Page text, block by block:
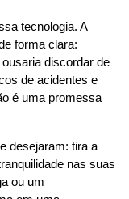
tecnologia. A
discordar de
de acidentes e
é uma promessa
desejaram: tira a
nas suas
ou um